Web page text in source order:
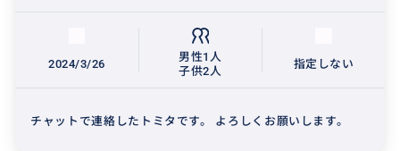
2024/3/26
男性1人
子供2人
指定しない
チャットで連絡したトミタです。 よろしくお願いします。